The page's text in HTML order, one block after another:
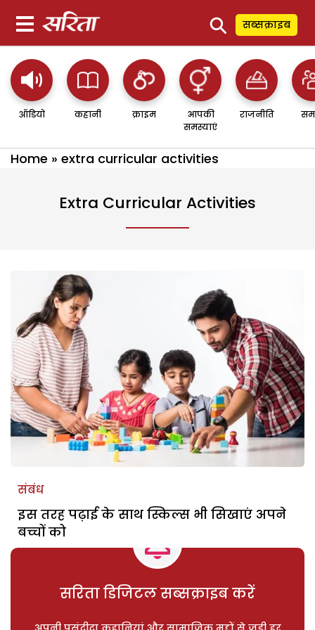
⚲ सब्सक्राइब
ऑडियो कहानी क्राइम
आपकी
समस्याएं
राजनीति
Home » extra curricular activities
Extra Curricular Activities
संबंध
इस तरह पढ़ाई के साथ स्किल्स भी सिखाएं अपने
बच्चों को
सरिता डिजिटल सब्सक्राइब करें